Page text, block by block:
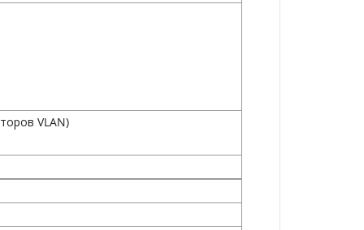
VLAN)